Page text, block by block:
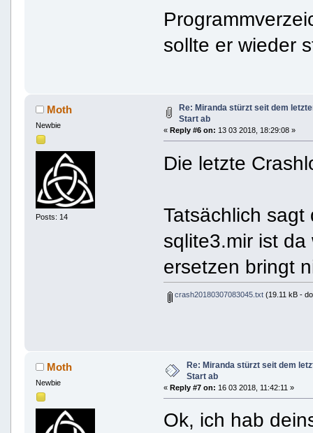
sollte er wieder
Moth
Newbie
Posts: 14
Re: Miranda stürzt seit dem
Start ab
«Reply #6 on: 13 03 2018, 18:29:08 »
Die letzte
Tatsächlich
sqlite3.mir ist
ersetzen bringt
crash20180307083045.txt(19.11 kB -
Moth
Newbie
Re: Miranda stürzt seit dem
Start ab
«Reply #7 on: 16 03 2018, 11:42:11 »
Ok, ich hab